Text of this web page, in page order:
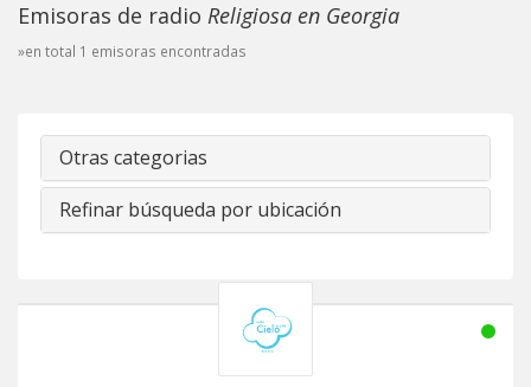
Emisoras de radio Religiosa en Georgia
»en total 1 emisoras encontradas
Otras categorias
Refinar búsqueda por ubicación